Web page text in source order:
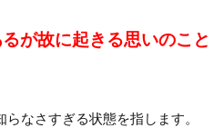
が故に起きる思いのこと
なさすぎる状態を指します。